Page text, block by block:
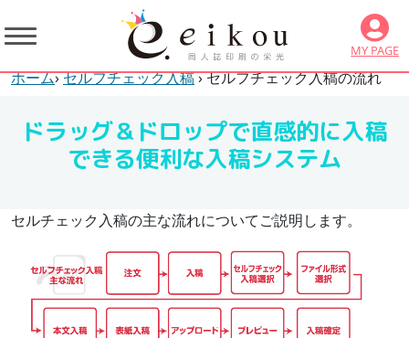
MY PAGE
ホーム›セルフチェック入稿› セルフチェック入稿の流れ
ドラッグ＆ドロップで直感的に入稿
できる便利な入稿システム
セルチェック入稿の主な流れについてご説明します。